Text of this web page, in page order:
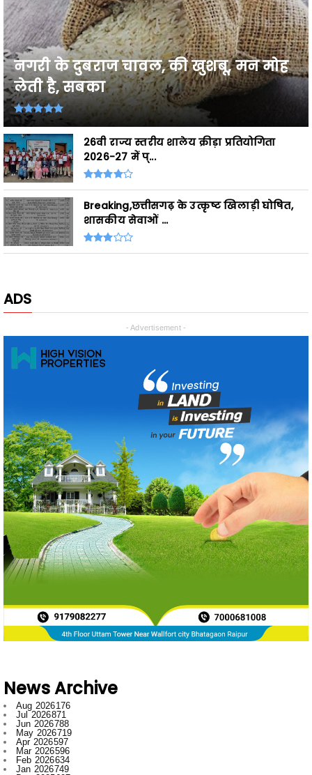
नगरी के दुबराज चावल, की खुशबू, मन मोह
लेती है, सबका
26वी राज्य स्तरीय शालेय क्रीड़ा प्रतियोगिता
2026-27 में प्...
Breaking,छत्तीसगढ़ के उत्कृष्ट खिलाड़ी घोषित,
शासकीय सेवाओं ...
ADS
News Archive
Jun 2026
788
May 2026719
Apr 2026597
Mar 2026596
Feb 2026634
Jan 2026749
Dec 2025697
Nov 2025592
Oct 2025546
Sept 2025662